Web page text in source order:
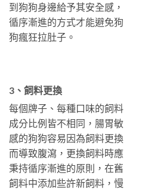
到狗狗身邊給予其安全感，
循序漸進的方式才能避免狗
狗瘋狂拉肚子。
3、飼料更換
每個牌子、每種口味的飼料
成分比例皆不相同，腸胃敏
感的狗狗容易因為飼料更換
而導致腹瀉，更換飼料時應
秉持循序漸進的原則，在舊
飼料中添加些許新飼料，慢